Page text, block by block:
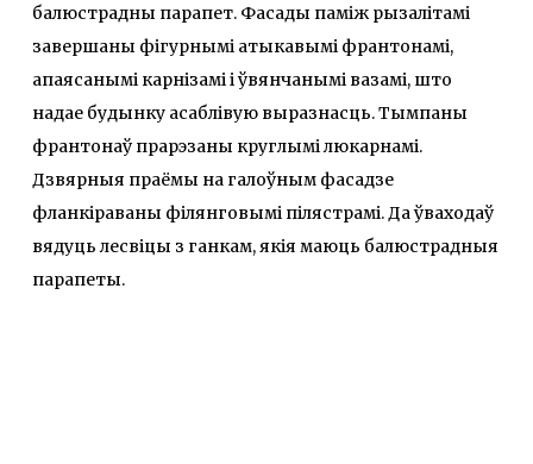
балюстрадны парапет. Фасады паміж рызалітамі
завершаны фігурнымі атыкавымі франтонамі,
апаясанымі карнізамі і ўвянчанымі вазамі, што
надае будынку асаблівую выразнасць. Тымпаны
франтонаў прарэзаны круглымі люкарнамі.
Дзвярныя праёмы на галоўным фасадзе
фланкіраваны філянговымі пілястрамі. Да ўваходаў
вядуць лесвіцы з ганкам, якія маюць балюстрадныя
парапеты.